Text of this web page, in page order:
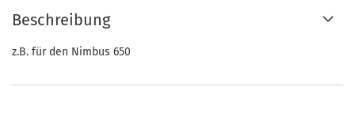
Beschreibung
z.B. für den Nimbus 650